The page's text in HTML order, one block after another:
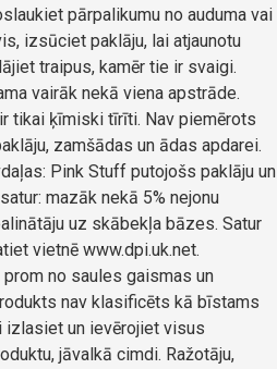
pārpalikumu no auduma vai
izsūciet paklāju, lai atjaunotu
traipus, kamēr tie ir svaigi.
vairāk nekā viena apstrāde.
tikai ķīmiski tīrīti. Nav piemērots
zamšādas un ādas apdarei.
Pink Stuff putojošs paklāju un
mazāk nekā 5% nejonu
uz skābekļa bāzes. Satur
vietnē www.dpi.uk.net.
no saules gaismas un
nav klasificēts kā bīstams
izlasiet un ievērojiet visus
jāvalkā cimdi. Ražotāju,